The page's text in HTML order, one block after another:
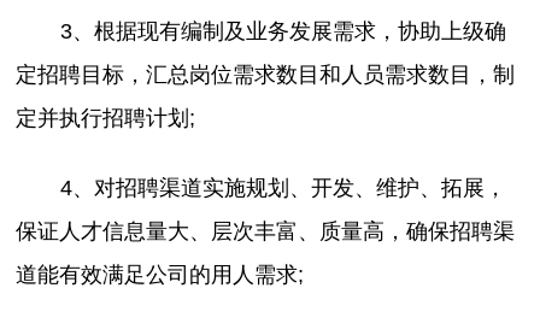
3、根据现有编制及业务发展需求，协助上级确
定招聘目标，汇总岗位需求数目和人员需求数目，制
定并执行招聘计划;
4、对招聘渠道实施规划、开发、维护、拓展，
保证人才信息量大、层次丰富、质量高，确保招聘渠
道能有效满足公司的用人需求;